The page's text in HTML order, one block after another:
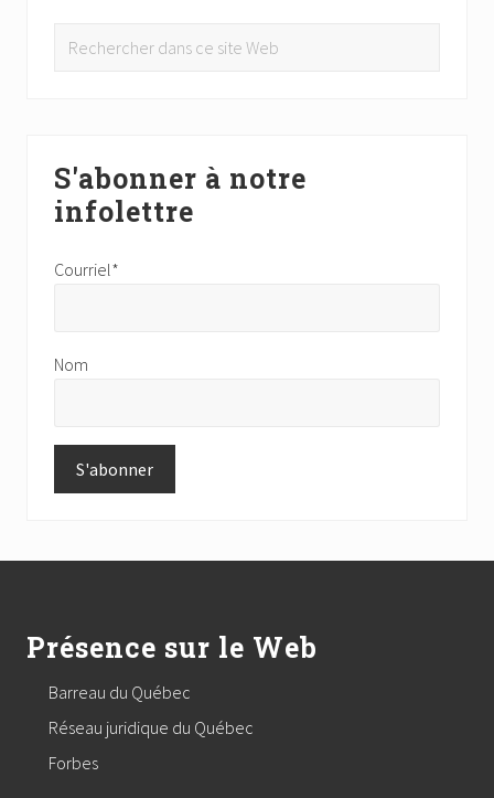
Rechercher
S'abonner à notre
infolettre
Courriel*
Nom
Présence sur le Web
Barreau du Québec
Réseau juridique du Québec
Forbes